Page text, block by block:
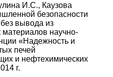
И.С., Каузова
безопасности
без вывода из
материалов научно-
«Надежность и
печей
и нефтехимических
г.